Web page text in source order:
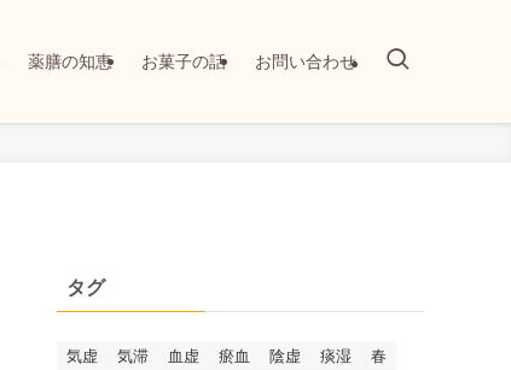
薬膳の知恵 お菓子の話 お問い合わせ
タグ
気虚 気滞 血虚 瘀血 陰虚 痰湿
春